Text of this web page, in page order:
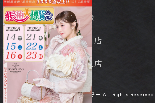
店舗情報
- 岡山店
- 城東店
© 京呉服 好一 All Rights Reserved.